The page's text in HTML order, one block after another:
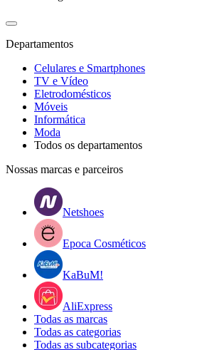
Departamentos
Celulares e Smartphones
TV e Vídeo
Eletrodomésticos
Móveis
Informática
Moda
Todos os departamentos
Nossas marcas e parceiros
Netshoes
Epoca Cosméticos
KaBuM!
AliExpress
Todas as marcas
Todas as categorias
Todas as subcategorias